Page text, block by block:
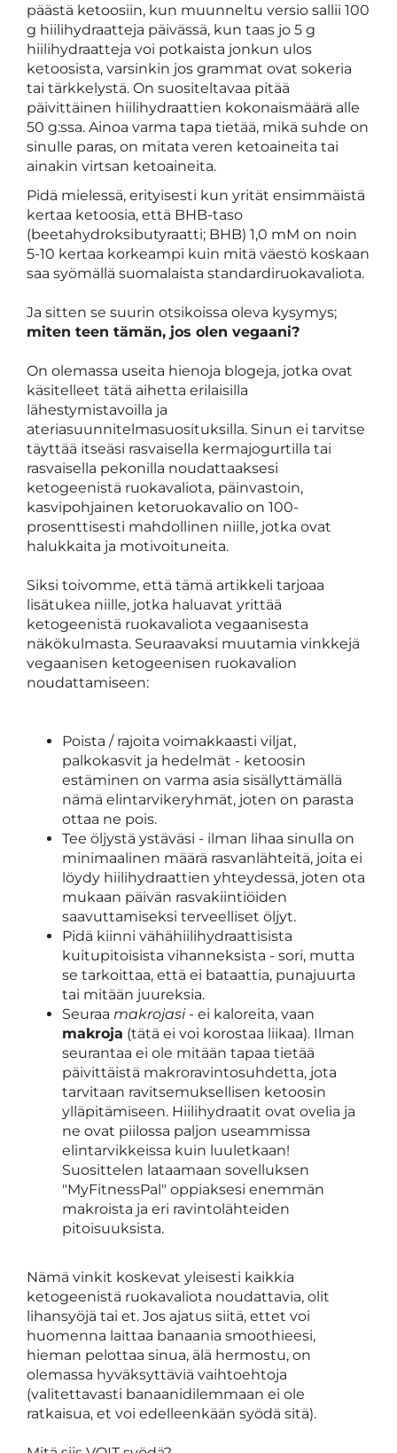
päästä ketoosiin, kun muunneltu versio sallii 100
g hiilihydraatteja päivässä, kun taas jo 5 g
hiilihydraatteja voi potkaista jonkun ulos
ketoosista, varsinkin jos grammat ovat sokeria
tai tärkkelystä. On suositeltavaa pitää
päivittäinen hiilihydraattien kokonaismäärä alle
50 g:ssa. Ainoa varma tapa tietää, mikä suhde on
sinulle paras, on mitata veren ketoaineita tai
ainakin virtsan ketoaineita.
Pidä mielessä, erityisesti kun yrität ensimmäistä
kertaa ketoosia, että BHB-taso
(beetahydroksibutyraatti; BHB) 1,0 mM on noin
5-10 kertaa korkeampi kuin mitä väestö koskaan
saa syömällä suomalaista standardiruokavaliota.
Ja sitten se suurin otsikoissa oleva kysymys;
miten teen tämän, jos olen vegaani?
On olemassa useita hienoja blogeja, jotka ovat
käsitelleet tätä aihetta erilaisilla
lähestymistavoilla ja
ateriasuunnitelmasuosituksilla. Sinun ei tarvitse
täyttää itseäsi rasvaisella kermajogurtilla tai
rasvaisella pekonilla noudattaaksesi
ketogeenistä ruokavaliota, päinvastoin,
kasvipohjainen ketoruokavalio on 100-
prosenttisesti mahdollinen niille, jotka ovat
halukkaita ja motivoituneita.
Siksi toivomme, että tämä artikkeli tarjoaa
lisätukea niille, jotka haluavat yrittää
ketogeenistä ruokavaliota vegaanisesta
näkökulmasta. Seuraavaksi muutamia vinkkejä
vegaanisen ketogeenisen ruokavalion
noudattamiseen:
Poista / rajoita voimakkaasti viljat,
palkokasvit ja hedelmät - ketoosin
estäminen on varma asia sisällyttämällä
nämä elintarvikeryhmät, joten on parasta
ottaa ne pois.
Tee öljystä ystäväsi - ilman lihaa sinulla on
minimaalinen määrä rasvanlähteitä, joita ei
löydy hiilihydraattien yhteydessä, joten ota
mukaan päivän rasvakiintiöiden
saavuttamiseksi terveelliset öljyt.
Pidä kiinni vähähiilihydraattisista
kuitupitoisista vihanneksista - sori, mutta
se tarkoittaa, että ei bataattia, punajuurta
tai mitään juureksia.
Seuraa makrojasi- ei kaloreita, vaan
makroja (tätä ei voi korostaa liikaa). Ilman
seurantaa ei ole mitään tapaa tietää
päivittäistä makroravintosuhdetta, jota
tarvitaan ravitsemuksellisen ketoosin
ylläpitämiseen. Hiilihydraatit ovat ovelia ja
ne ovat piilossa paljon useammissa
elintarvikkeissa kuin luuletkaan!
Suosittelen lataamaan sovelluksen
"MyFitnessPal" oppiaksesi enemmän
makroista ja eri ravintolähteiden
pitoisuuksista.
Nämä vinkit koskevat yleisesti kaikkia
ketogeenistä ruokavaliota noudattavia, olit
lihansyöjä tai et. Jos ajatus siitä, ettet voi
huomenna laittaa banaania smoothieesi,
hieman pelottaa sinua, älä hermostu, on
olemassa hyväksyttäviä vaihtoehtoja
(valitettavasti banaanidilemmaan ei ole
ratkaisua, et voi edelleenkään syödä sitä).